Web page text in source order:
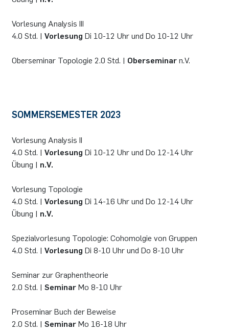
Vorlesung Analysis III
4.0 Std. | Vorlesung Di 10-12 Uhr und Do 10-12 Uhr
Oberseminar Topologie 2.0 Std. | Oberseminar n.V.
SOMMERSEMESTER 2023
Vorlesung Analysis II
4.0 Std. | Vorlesung Di 10-12 Uhr und Do 12-14 Uhr
Übung | n.V.
Vorlesung Topologie
4.0 Std. | Vorlesung Di 14-16 Uhr und Do 12-14 Uhr
Übung | n.V.
Spezialvorlesung Topologie: Cohomolgie von Gruppen
4.0 Std. | Vorlesung Di 8-10 Uhr und Do 8-10 Uhr
Seminar zur Graphentheorie
2.0 Std. | Seminar Mo 8-10 Uhr
Proseminar Buch der Beweise
2.0 Std. | Seminar Mo 16-18 Uhr